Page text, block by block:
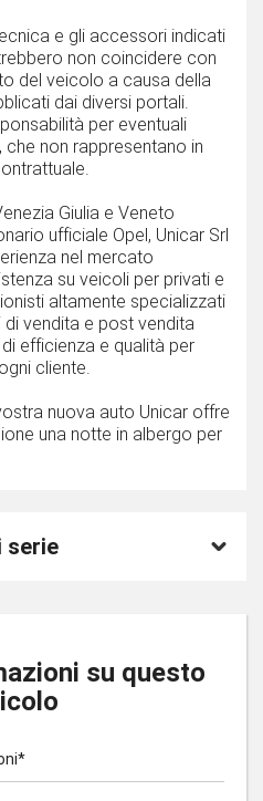
e gli accessori indicati
non coincidere con
del veicolo a causa della
dai diversi portali.
per eventuali
non rappresentano in
Giulia e Veneto
ufficiale Opel, Unicar Srl
nel mercato
su veicoli per privati e
altamente specializzati
vendita e post vendita
efficienza e qualità per
cliente.
nuova auto Unicar offre
una notte in albergo per
serie
su questo